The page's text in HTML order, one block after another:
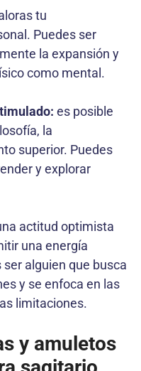
tu
Puedes ser
la expansión y
como mental.
es posible
la
superior. Puedes
y explorar
actitud optimista
una energía
alguien que busca
y se enfoca en las
limitaciones.
y amuletos